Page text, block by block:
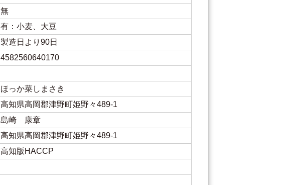
無
有：小麦、大豆
製造日より90日
4582560640170
ほっか菜しまさき
高知県高岡郡津野町姫野々489-1
島崎 康章
高知県高岡郡津野町姫野々489-1
高知版HACCP